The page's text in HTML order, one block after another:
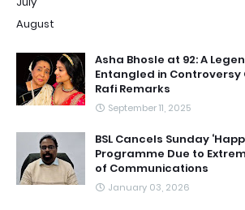
August
Asha Bhosle at 92: A
Entangled in
Rafi Remarks
September 11, 2025
BSL Cancels Sunday
Programme Due to
of Communications
January 03, 2026